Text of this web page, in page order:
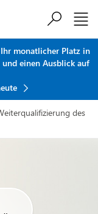
monatlicher Platz in
einen Ausblick auf
des